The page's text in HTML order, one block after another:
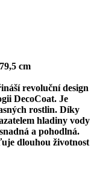
cm
revoluční design
DecoCoat. Je
rostlin. Díky
hladiny vody
a pohodlná.
dlouhou životnost